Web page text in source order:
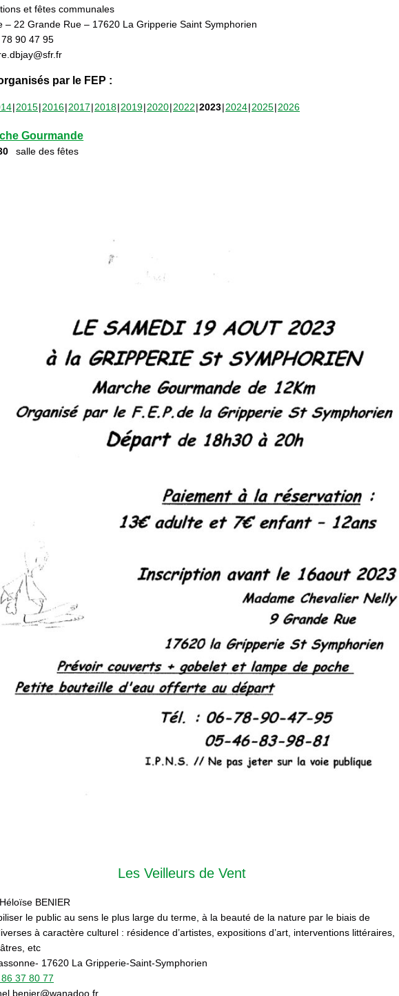
et fêtes communales
– 22 Grande Rue – 17620 La Gripperie Saint Symphorien
90 47 95
par le FEP :
2015 2016 2017 2018 2019 2020 2022 2023 2024 2025 2026
Gourmande
salle des fêtes
Les Veilleurs de Vent
BENIER
le public au sens le plus large du terme, à la beauté de la nature par le biais de
à caractère culturel : résidence d’artistes, expositions d’art, interventions littéraires,
etc
17620 La Gripperie-Saint-Symphorien
37 80 77